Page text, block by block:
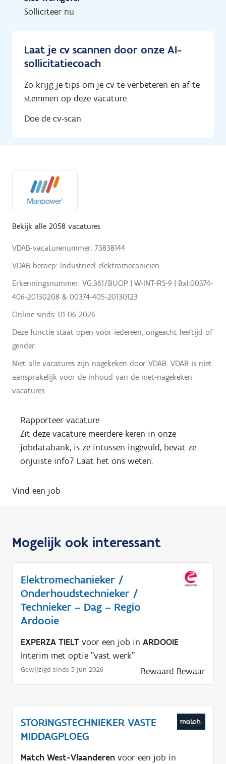
Solliciteer nu
Laat je cv scannen door onze AI-
sollicitatiecoach
Zo krijg je tips om je cv te verbeteren en af te
stemmen op deze vacature.
Doe de cv-scan
Bekijk alle 2058 vacatures
VDAB-vacaturenummer: 73838144
VDAB-beroep: Industrieel elektromecanicien
Erkenningsnummer: VG.361/BUOP | W-INT-RS-9 | Bxl:00374-
406-20130208 & 00374-405-20130123
Online sinds: 01-06-2026
Deze functie staat open voor iedereen, ongeacht leeftijd of
gender.
Niet alle vacatures zijn nagekeken door VDAB. VDAB is niet
aansprakelijk voor de inhoud van de niet-nagekeken
vacatures.
Rapporteer vacature
Zit deze vacature meerdere keren in onze
jobdatabank, is ze intussen ingevuld, bevat ze
onjuiste info? Laat het ons weten.
Vind een job
Mogelijk ook interessant
Elektromechanieker /
Onderhoudstechnieker /
Technieker – Dag – Regio
Ardooie
EXPERZA TIELT voor een job in ARDOOIE
Interim met optie "vast werk"
Gewijzigd sinds 5 jun 2026 Bewaard Bewaar
STORINGSTECHNIEKER VASTE
MIDDAGPLOEG
Match West-Vlaanderen voor een job in